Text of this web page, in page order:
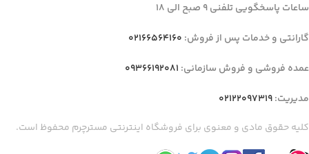
ساعات پاسخگویی تلفنی 9 صبح الی 18
گارانتی و خدمات پس از فروش: 02166564160
عمده فروشی و فروش سازمانی: 09366192081
مدیریت:02122097319
کلیه حقوق مادی و معنوی برای فروشگاه اینترنتی مسترچرم محفوظ است.